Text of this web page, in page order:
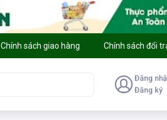
Chính sách giao hàng Chính sách đổi
Đăng
Đăng ký